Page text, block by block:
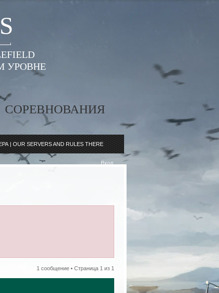
УРОВНЕ
СОРЕВНОВАНИЯ
| OUR SERVERS AND RULES THERE
Вход
1 сообщение • Страница 1 из 1